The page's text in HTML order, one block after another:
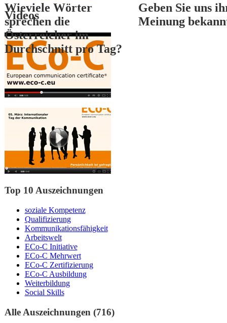
Wieviele Wörter
sprechen die
Österreicher im
Durchschnitt pro Tag?
Geben Sie uns
Meinung
3
Videos
Top 10 Auszeichnungen
soziale Kompetenz
Qualifizierung
Kommunikationsfähigkeit
Arbeitswelt
ECo-C Initiative
ECo-C Mehrwert
ECo-C Zertifizierung
ECo-C Ausbildung
Weiterbildung
Social Skills
Alle Auszeichnungen (716)